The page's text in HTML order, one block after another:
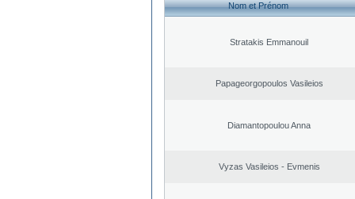
Nom et Prénom
Stratakis Emmanouil
Papageorgopoulos Vasileios
Diamantopoulou Anna
Vyzas Vasileios - Evmenis